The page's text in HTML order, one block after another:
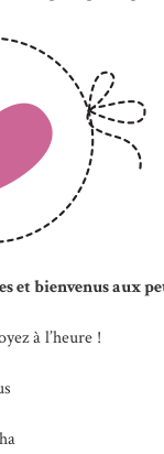
et bienvenus aux
à l’heure !